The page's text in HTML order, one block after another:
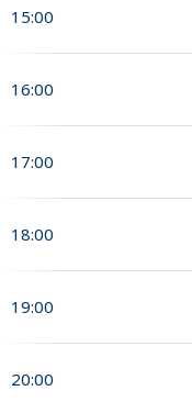
15:00
16:00
17:00
18:00
19:00
20:00